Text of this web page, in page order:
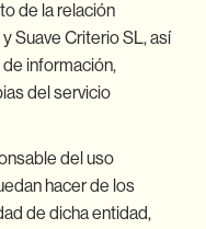
de la relación
Suave Criterio SL, así
información,
del servicio
del uso
hacer de los
de dicha entidad,